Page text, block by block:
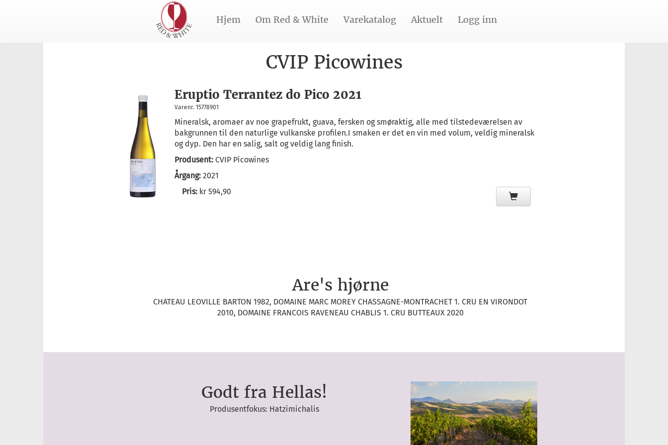
Hjem Om Red & White Varekatalog Aktuelt Logg inn
CVIP Picowines
Eruptio Terrantez do Pico 2021
Varenr. 15778901
Mineralsk, aromaer av noe grapefrukt, guava, fersken og smøraktig, alle med tilstedeværelsen av
bakgrunnen til den naturlige vulkanske profilen.I smaken er det en vin med volum, veldig mineralsk
og dyp. Den har en salig, salt og veldig lang finish.
Produsent: CVIP Picowines
Årgang: 2021
Pris: kr 594,90
Are's hjørne
CHATEAU LEOVILLE BARTON 1982, DOMAINE MARC MOREY CHASSAGNE-MONTRACHET 1. CRU EN VIRONDOT
2010, DOMAINE FRANCOIS RAVENEAU CHABLIS 1. CRU BUTTEAUX 2020
Godt fra Hellas!
Produsentfokus: Hatzimichalis